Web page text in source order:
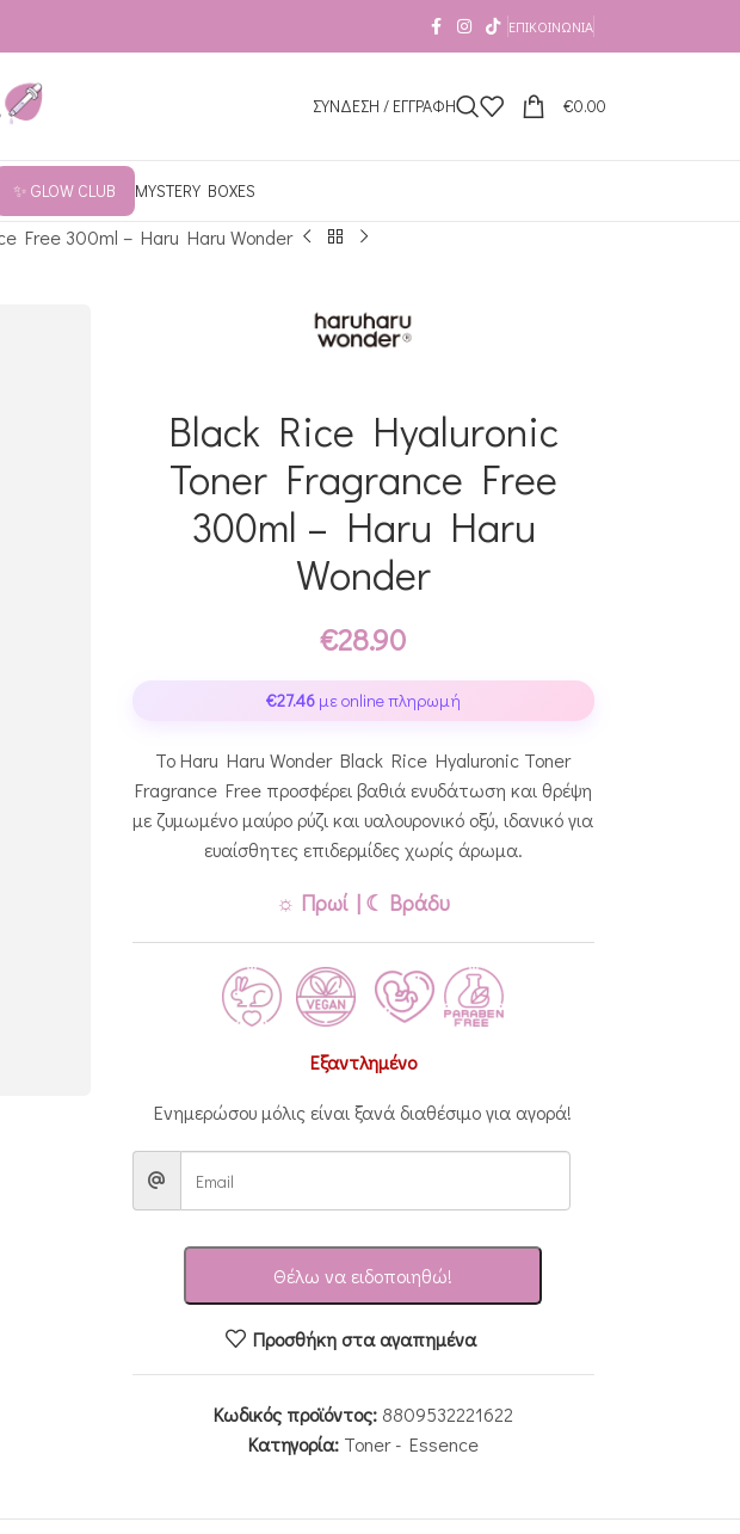
ΕΠΙΚΟΙΝΩΝΊΑ
ΣΥΝΔΕΣΗ / ΕΓΓΡΑΦΗ €0.00
✨ GLOW CLUB MYSTERY BOXES
Free 300ml – Haru Haru Wonder
Black Rice Hyaluronic
Toner Fragrance Free
300ml – Haru Haru
Wonder
€28.90
€27.46με online πληρωμή
Το Haru Haru Wonder Black Rice Hyaluronic Toner
Fragrance Free προσφέρει βαθιά ενυδάτωση και θρέψη
με ζυμωμένο μαύρο ρύζι και υαλουρονικό οξύ, ιδανικό για
ευαίσθητες επιδερμίδες χωρίς άρωμα.
☼ Πρωί | ☾ Βράδυ
Εξαντλημένο
Ενημερώσου μόλις είναι ξανά διαθέσιμο για αγορά!
Θέλω να ειδοποιηθώ!
Προσθήκη στα αγαπημένα
Κωδικός προϊόντος: 8809532221622
Κατηγορία: Toner - Essence